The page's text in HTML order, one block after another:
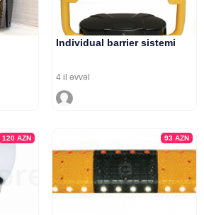
Individual barrier sistemi
4 il əvvəl
120AZN 93 AZN